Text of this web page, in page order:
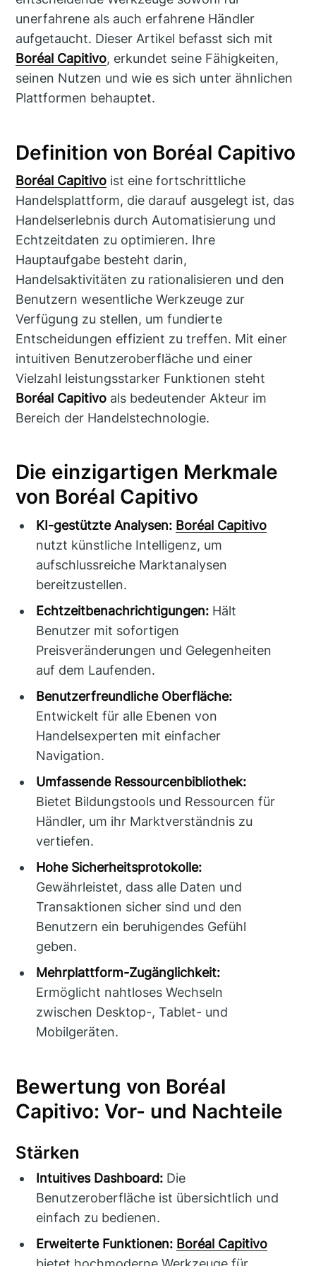
unerfahrene als auch erfahrene Händler
aufgetaucht. Dieser Artikel befasst sich mit
Boréal Capitivo, erkundet seine Fähigkeiten,
seinen Nutzen und wie es sich unter ähnlichen
Plattformen behauptet.
Definition von Boréal Capitivo
Boréal Capitivo ist eine fortschrittliche
Handelsplattform, die darauf ausgelegt ist, das
Handelserlebnis durch Automatisierung und
Echtzeitdaten zu optimieren. Ihre
Hauptaufgabe besteht darin,
Handelsaktivitäten zu rationalisieren und den
Benutzern wesentliche Werkzeuge zur
Verfügung zu stellen, um fundierte
Entscheidungen effizient zu treffen. Mit einer
intuitiven Benutzeroberfläche und einer
Vielzahl leistungsstarker Funktionen steht
Boréal Capitivo als bedeutender Akteur im
Bereich der Handelstechnologie.
Die einzigartigen Merkmale
von Boréal Capitivo
KI-gestützte Analysen: Boréal Capitivo
nutzt künstliche Intelligenz, um
aufschlussreiche Marktanalysen
bereitzustellen.
Echtzeitbenachrichtigungen: Hält
Benutzer mit sofortigen
Preisveränderungen und Gelegenheiten
auf dem Laufenden.
Benutzerfreundliche Oberfläche:
Entwickelt für alle Ebenen von
Handelsexperten mit einfacher
Navigation.
Umfassende Ressourcenbibliothek:
Bietet Bildungstools und Ressourcen für
Händler, um ihr Marktverständnis zu
vertiefen.
Hohe Sicherheitsprotokolle:
Gewährleistet, dass alle Daten und
Transaktionen sicher sind und den
Benutzern ein beruhigendes Gefühl
geben.
Mehrplattform-Zugänglichkeit:
Ermöglicht nahtloses Wechseln
zwischen Desktop-, Tablet- und
Mobilgeräten.
Bewertung von Boréal
Capitivo: Vor- und Nachteile
Stärken
Intuitives Dashboard: Die
Benutzeroberfläche ist übersichtlich und
einfach zu bedienen.
Erweiterte Funktionen: Boréal Capitivo